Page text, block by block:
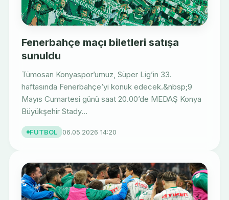
Fenerbahçe maçı biletleri satışa
sunuldu
Tümosan Konyaspor’umuz, Süper Lig’in 33.
haftasında Fenerbahçe’yi konuk edecek.&nbsp;9
Mayıs Cumartesi günü saat 20.00’de MEDAŞ Konya
Büyükşehir Stady...
FUTBOL 06.05.2026 14:20